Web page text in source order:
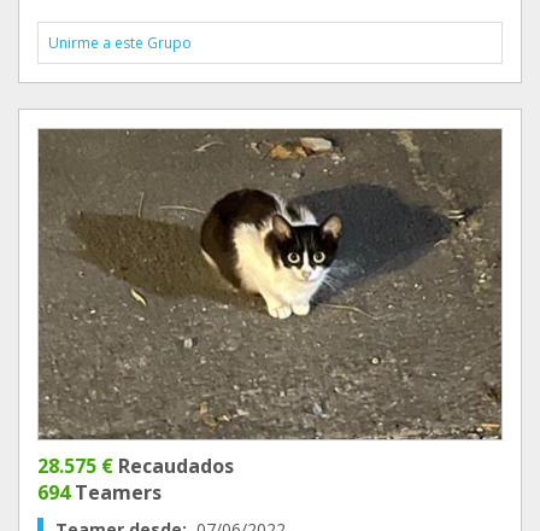
Unirme a este Grupo
28.575 € Recaudados
694Teamers